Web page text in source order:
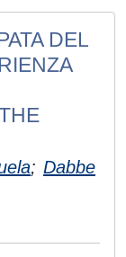
DEL
; Dabbe